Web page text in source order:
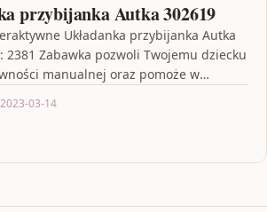
przybijanka Autka 302619
Układanka przybijanka Autka
2381 Zabawka pozwoli Twojemu dziecku
manualnej oraz pomoże w
2023-03-14